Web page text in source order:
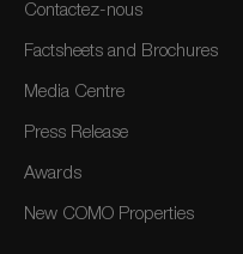
Contactez-nous
Factsheets and Brochures
Media Centre
Press Release
Awards
New COMO Properties